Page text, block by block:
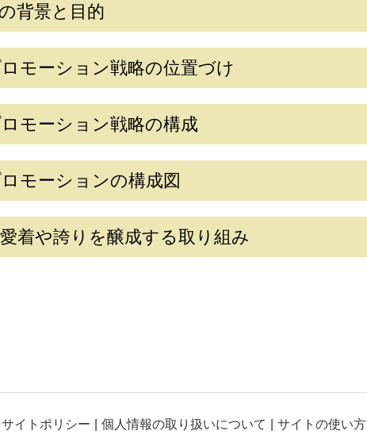
背景と目的
モーション戦略の位置づけ
モーション戦略の構成
モーションの構成図
着や誇りを醸成する取り組み
サイトポリシー 個人情報の取り扱いについて サイトの使い方